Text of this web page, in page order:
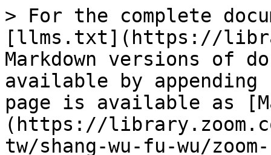
> For the complete
[llms.txt](https://
Markdown versions of
available by
page is available as
(https://
tw/shang-wu-fu-wu/